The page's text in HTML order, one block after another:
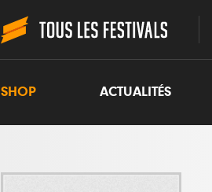
SHOP ACTUALITÉS